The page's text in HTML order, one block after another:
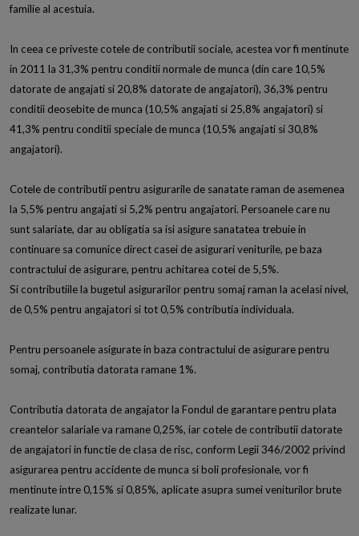
familie al acestuia.
In ceea ce priveste cotele de contributii sociale, acestea vor fi mentinute
in 2011 la 31,3% pentru conditii normale de munca (din care 10,5%
datorate de angajati si 20,8% datorate de angajatori), 36,3% pentru
conditii deosebite de munca (10,5% angajati si 25,8% angajatori) si
41,3% pentru conditii speciale de munca (10,5% angajati si 30,8%
angajatori).
Cotele de contributii pentru asigurarile de sanatate raman de asemenea
la 5,5% pentru angajati si 5,2% pentru angajatori. Persoanele care nu
sunt salariate, dar au obligatia sa isi asigure sanatatea trebuie in
continuare sa comunice direct casei de asigurari veniturile, pe baza
contractului de asigurare, pentru achitarea cotei de 5,5%.
Si contributiile la bugetul asigurarilor pentru somaj raman la acelasi nivel,
de 0,5% pentru angajatori si tot 0,5% contributia individuala.
Pentru persoanele asigurate in baza contractului de asigurare pentru
somaj, contributia datorata ramane 1%.
Contributia datorata de angajator la Fondul de garantare pentru plata
creantelor salariale va ramane 0,25%, iar cotele de contributii datorate
de angajatori in functie de clasa de risc, conform Legii 346/2002 privind
asigurarea pentru accidente de munca si boli profesionale, vor fi
mentinute intre 0,15% si 0,85%, aplicate asupra sumei veniturilor brute
realizate lunar.